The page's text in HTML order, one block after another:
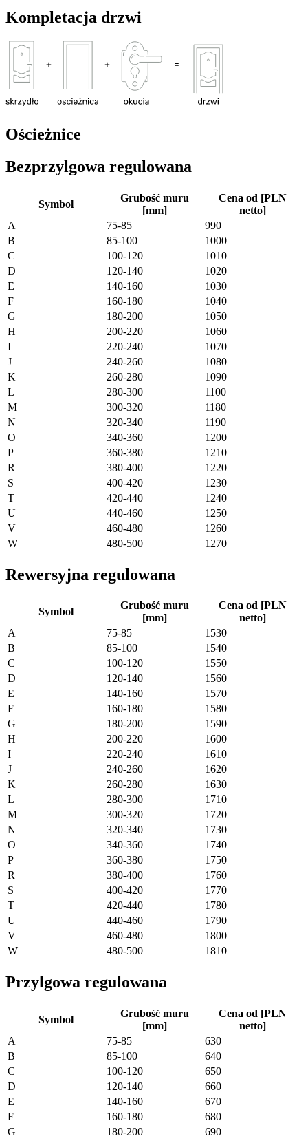
Kompletacja drzwi
Ościeżnice
Bezprzylgowa regulowana
Symbol
Grubość muru
[mm]
Cena od [PLN
netto]
A
75-85
990
B
85-100
1000
C
100-120
1010
D
120-140
1020
E
140-160
1030
F
160-180
1040
G
180-200
1050
H
200-220
1060
I
220-240
1070
J
240-260
1080
K
260-280
1090
L
280-300
1100
M
300-320
1180
N
320-340
1190
O
340-360
1200
P
360-380
1210
R
380-400
1220
S
400-420
1230
T
420-440
1240
U
440-460
1250
V
460-480
1260
W
480-500 1270
Rewersyjna regulowana
Symbol
Grubość muru
[mm]
Cena od [PLN
netto]
A
75-85
1530
B
85-100
1540
C
100-120
1550
D
120-140
1560
E
140-160
1570
F
160-180
1580
G
180-200
1590
H
200-220
1600
I
220-240
1610
J
240-260
1620
K
260-280
1630
L
280-300
1710
M
300-320
1720
N
320-340
1730
O
340-360
1740
P
360-380
1750
R
380-400
1760
S
400-420
1770
T
420-440
1780
U
440-460
1790
V
460-480
1800
W
480-500 1810
Przylgowa regulowana
Symbol
Grubość muru
[mm]
Cena od [PLN
netto]
A
75-85
630
B
85-100
640
C
100-120
650
D
120-140
660
E
140-160
670
F
160-180
680
G
180-200
690